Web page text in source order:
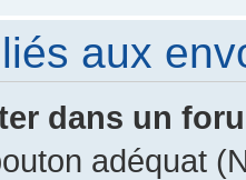
aux
dans un
adéquat